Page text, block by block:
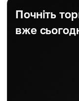
Почніть
вже